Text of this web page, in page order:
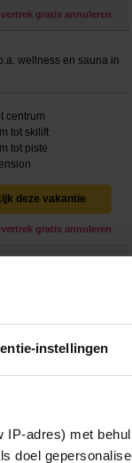
instellingen
adres) met
doel
gratis annuleren
wellness en sauna in
centrum
tot skilift
tot piste
deze vakantie
gratis annuleren
tot skilift
8,0
gratis annuleren